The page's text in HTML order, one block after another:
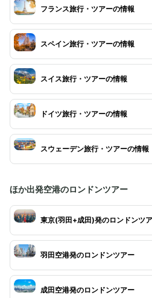
フランス旅行・ツアーの情報
スペイン旅行・ツアーの情報
スイス旅行・ツアーの情報
ドイツ旅行・ツアーの情報
スウェーデン旅行・ツアーの情報
ほか出発空港のロンドンツアー
東京(羽田+成田)発のロンドンツ
羽田空港発のロンドンツアー
成田空港発のロンドンツアー